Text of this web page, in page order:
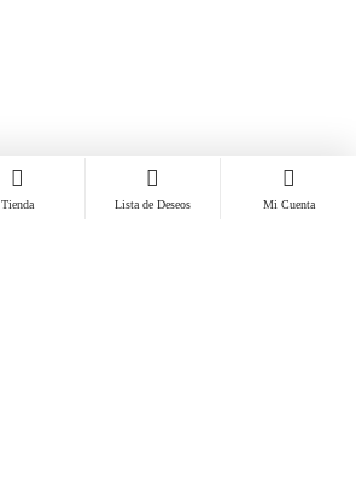
Tienda Lista de Deseos Mi Cuenta